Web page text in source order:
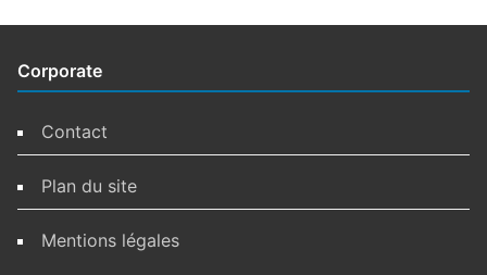
Corporate
Contact
Plan du site
Mentions légales